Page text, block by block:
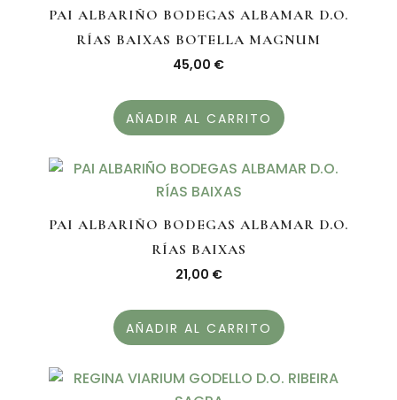
PAI ALBARIÑO BODEGAS ALBAMAR D.O.
RÍAS BAIXAS BOTELLA MAGNUM
45,00 €
AÑADIR AL CARRITO
PAI ALBARIÑO BODEGAS ALBAMAR D.O.
RÍAS BAIXAS
21,00 €
AÑADIR AL CARRITO